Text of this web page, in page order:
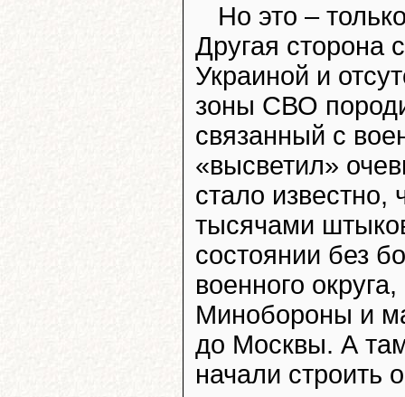
Но это –
Другая сторона
Украиной и
зоны СВО
связанный с
«высветил»
стало известно,
тысячами
состоянии без
военного
Минобороны и
до Москвы. А
начали строить